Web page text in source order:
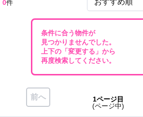
0件
条件に合う物件が
見つかりませんでした。
上下の「変更する」から
再度検索してください。
前へ
1ページ目
(ページ中)